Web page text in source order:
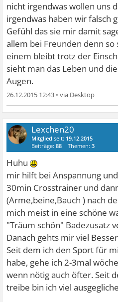
nicht irgendwas wollen uns
irgendwas haben wir falsch
Gefühl das sie mir damit
allem bei Freunden denn
einem bleibt trotz der
sieht man das Leben und
Augen.
26.12.2015 12:43 •
Lexchen20
Mitglied seit: 19.12.2015
Beiträge:88 Themen:3
Huhu
mir hilft bei Anspannung
30min Crosstrainer und
(Arme,beine,Bauch ) nach
mich meist in eine schöne
"Träum schön" Badezusatz
Danach gehts mir viel
Seit dem ich den Sport für
habe, gehe ich 2-3mal
wenn nötig auch öfter. Seit
treibe bin ich viel